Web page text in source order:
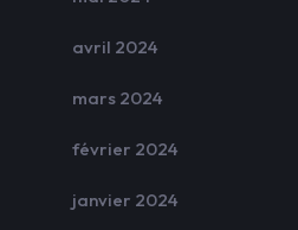
avril 2024
mars 2024
février 2024
janvier 2024